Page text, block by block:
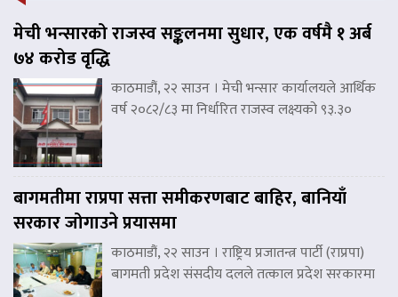
मेची भन्सारको राजस्व सङ्कलनमा सुधार, एक वर्षमै १ अर्ब
७४ करोड वृद्धि
काठमाडौं, २२ साउन । मेची भन्सार कार्यालयले आर्थिक
वर्ष २०८२/८३ मा निर्धारित राजस्व लक्ष्यको ९३.३०
बागमतीमा राप्रपा सत्ता समीकरणबाट बाहिर, बानियाँ
सरकार जोगाउने प्रयासमा
काठमाडौं, २२ साउन । राष्ट्रिय प्रजातन्त्र पार्टी (राप्रपा)
बागमती प्रदेश संसदीय दलले तत्काल प्रदेश सरकारमा